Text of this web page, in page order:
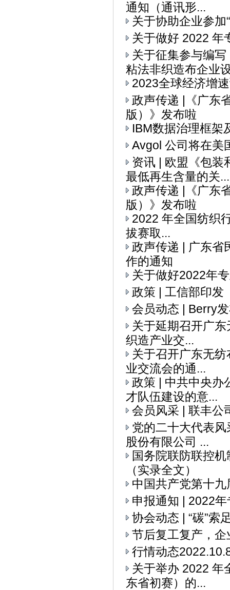
通知（通讯形...
关于协助企业参加
关于做好 2022 年
关于征集参与编
粘法非织造布企业
2023全球经济增
政声传递 |《广东
版）》发布啦
IBM数据治理框架
Avgol 公司将在美
资讯 | 欧盟《包装
最低再生含量的关...
政声传递 |《广东
版）》发布啦
2022 年全国纺织
拔赛取...
政声传递 | 广东省
作的通知
关于做好2022年
政策 | 工信部印发
会员动态 | Berry
关于延期召开广东
织造产业交...
关于召开广东无纺
业交流会的通...
政策 | 中共中央办
才队伍建设的意...
会员风采 | 联丰公
党的二十大代表
股份有限公司 ...
国务院联防联控
（实录全文）
中国共产党第十
申报通知 | 2022
协会动态 | “碳”
节后复工复产，
行情动态
关于举办 2022 年
东省初赛）的...